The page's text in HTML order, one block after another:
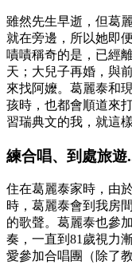
雖然先生早逝，但葛
就在旁邊，所以她即
嘖嘖稱奇的是，已經
天；大兒子再婚，與
來找阿嬤。葛麗泰和
孩時，也都會順道來
習瑞典文的我，就這
練合唱、到處旅
住在葛麗泰家時，由
時，葛麗泰會到我房
的歌聲。葛麗泰也參
奏，一直到81歲視力
愛參加合唱團（除了